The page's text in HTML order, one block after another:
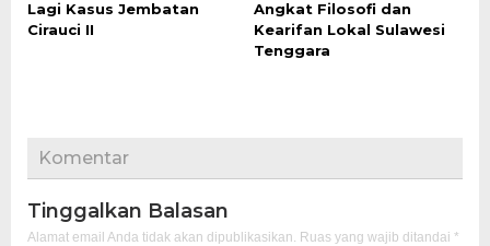
Lagi Kasus Jembatan
Cirauci II
Angkat Filosofi dan
Kearifan Lokal Sulawesi
Tenggara
Komentar
Tinggalkan Balasan
Alamat email Anda tidak akan dipublikasikan. Ruas yang wajib ditandai *